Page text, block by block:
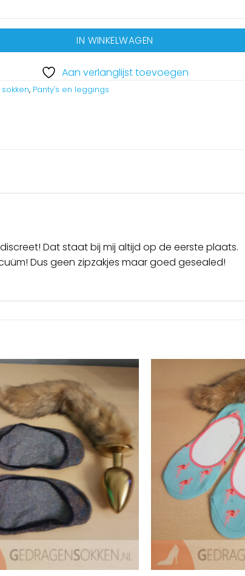
IN WINKELWAGEN
Aan verlanglijst toevoegen
, Panty's en leggings
Dat staat bij mij altijd op de eerste plaats.
Dus geen zipzakjes maar goed gesealed!
verlanglijst
toevoegen